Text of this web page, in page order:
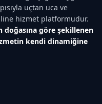
uçtan uca ve
hizmet platformudur.
doğasına göre şekillenen
kendi dinamiğine